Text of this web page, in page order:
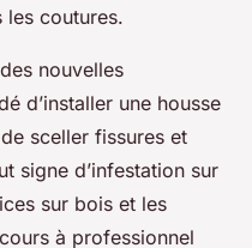
les coutures.
nouvelles
d’installer une housse
sceller fissures et
signe d’infestation sur
sur bois et les
à professionnel